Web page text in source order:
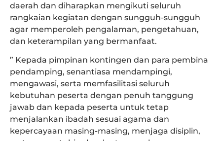
daerah dan diharapkan mengikuti seluruh
rangkaian kegiatan dengan sungguh-sungguh
agar memperoleh pengalaman, pengetahuan,
dan keterampilan yang bermanfaat.
” Kepada pimpinan kontingen dan para pembina
pendamping, senantiasa mendampingi,
mengawasi, serta memfasilitasi seluruh
kebutuhan peserta dengan penuh tanggung
jawab dan kepada peserta untuk tetap
menjalankan ibadah sesuai agama dan
kepercayaan masing-masing, menjaga disiplin,